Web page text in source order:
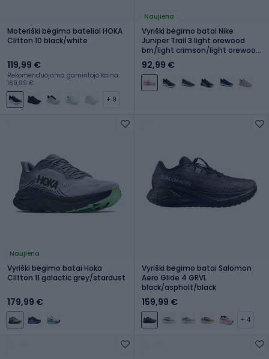
Moteriški bėgimo bateliai HOKA
Clifton 10 black/white
119,99 €
Rekomenduojama gamintojo kaina:
169,99 €
+ 9
Naujiena
Vyriški bėgimo batai Nike
Juniper Trail 3 light orewood
brn/light crimson/light orewood
brn
92,99 €
Naujiena
Vyriški bėgimo batai Hoka
Clifton 11 galactic grey/stardust
179,99 €
Vyriški bėgimo batai Salomon
Aero Glide 4 GRVL
black/asphalt/black
159,99 €
+ 4